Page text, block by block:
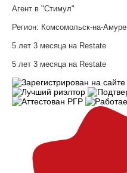
Агент в "Стимул"
Регион: Комсомольск-на-Амуре
5 лет 3 месяца на Restate
5 лет 3 месяца на Restate